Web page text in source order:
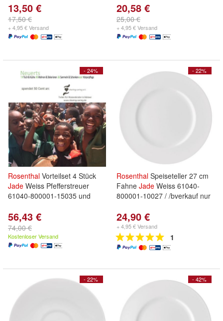
13,50 €
17,50 €
+ 4,95 € Versand
20,58 €
25,00 €
+ 4,95 € Versand
- 24%
Rosenthal Vorteilset 4 Stück
Jade Weiss Pfefferstreuer
61040-800001-15035 und
56,43 €
74,00 €
Kostenloser Versand
- 22%
Rosenthal Speiseteller 27 cm
Fahne Jade Weiss 61040-
800001-10027 / /bverkauf nur
24,90 €
+ 4,95 € Versand
1
- 22% - 42%